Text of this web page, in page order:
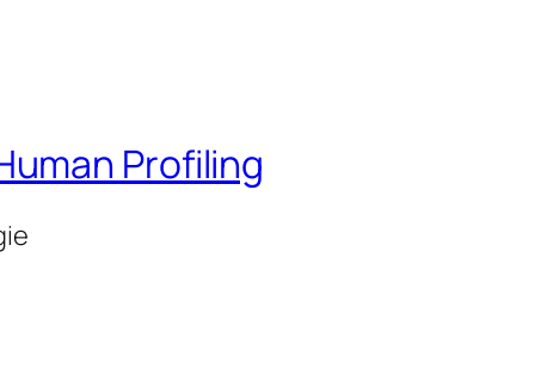
Profiling